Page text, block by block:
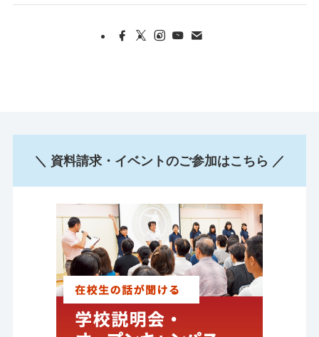
＼ 資料請求・イベントのご参加はこちら ／